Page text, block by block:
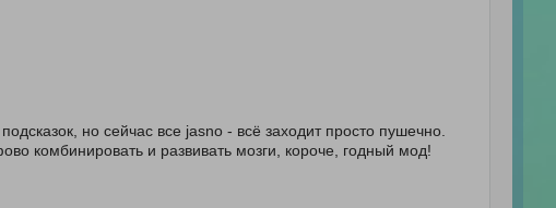
но сейчас все jasno - всё заходит просто пушечно.
комбинировать и развивать мозги, короче, годный мод!